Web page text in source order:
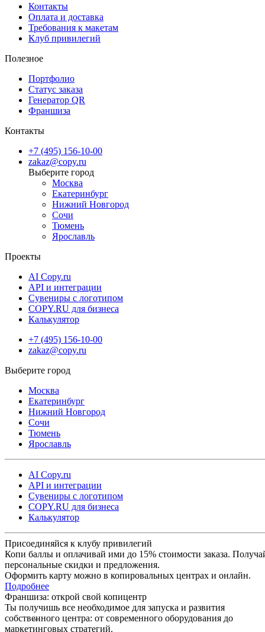
Контакты
Оплата и доставка
Требования к макетам
Клуб привилегий
Полезное
Портфолио
Статус заказа
Генератор QR
Франшиза
Контакты
+7 (495) 156-10-00
zakaz@copy.ru
Москва
Екатеринбург
Нижний Новгород
Сочи
Тюмень
Ярославль
Проекты
AI Copy.ru
API и интеграции
Сувениры с логотипом
COPY.RU для бизнеса
Калькулятор
+7 (495) 156-10-00
zakaz@copy.ru
Москва
Екатеринбург
Нижний Новгород
Сочи
Тюмень
Ярославль
AI Copy.ru
API и интеграции
Сувениры с логотипом
COPY.RU для бизнеса
Калькулятор
Присоединяйся к клубу привилегий
Копи баллы и оплачивай ими до 15% стоимости заказа.
персональные скидки и предложения.
Оформить карту можно в копировальных центрах и онлайн.
Подробнее
Франшиза: открой свой копицентр
Ты получишь все необходимое для запуска и развития
собственного центра: от современного оборудования до
маркетинговых стратегий.